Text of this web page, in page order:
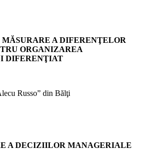
A DIFERENŢELOR
ORGANIZAREA
DIFERENŢIAT
Russo” din Bălţi
A DECIZIILOR MANAGERIALE